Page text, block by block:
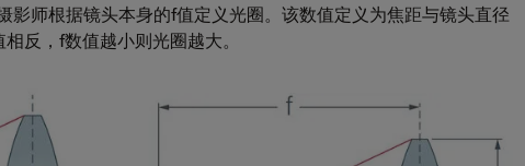
影师根据镜头本身的f值定义光圈。该数值定义为焦距与镜头直径
反，f数值越小则光圈越大。